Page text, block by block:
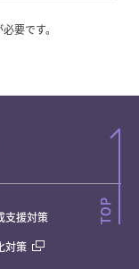
要です。
支援対策
対策